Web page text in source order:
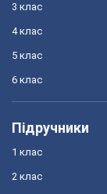
3 клас
4 клас
5 клас
6 клас
Підручники
1 клас
2 клас